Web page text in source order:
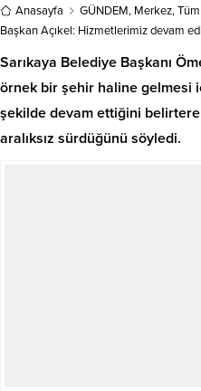
Anasayfa GÜNDEM, Merkez,
Başkan Açıkel: Hizmetlerimiz devam
Sarıkaya Belediye Başkanı
örnek bir şehir haline gelmesi
şekilde devam ettiğini
aralıksız sürdüğünü söyledi.